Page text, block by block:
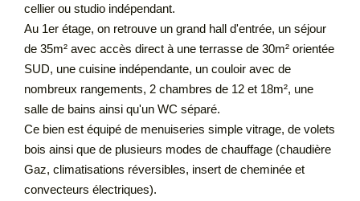
cellier ou studio indépendant.
Au 1er étage, on retrouve un grand hall d'entrée, un séjour
de 35m² avec accès direct à une terrasse de 30m² orientée
SUD, une cuisine indépendante, un couloir avec de
nombreux rangements, 2 chambres de 12 et 18m², une
salle de bains ainsi qu'un WC séparé.
Ce bien est équipé de menuiseries simple vitrage, de volets
bois ainsi que de plusieurs modes de chauffage (chaudière
Gaz, climatisations réversibles, insert de cheminée et
convecteurs électriques).